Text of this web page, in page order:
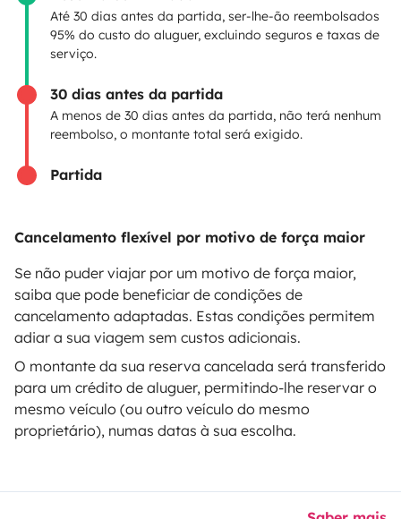
Até 30 dias antes da partida, ser-lhe-ão reembolsados
95% do custo do aluguer, excluindo seguros e taxas de
serviço.
30 dias antes da partida
A menos de 30 dias antes da partida, não terá nenhum
reembolso, o montante total será exigido.
Partida
Cancelamento flexível por motivo de força maior
Se não puder viajar por um motivo de força maior,
saiba que pode beneficiar de condições de
cancelamento adaptadas. Estas condições permitem
adiar a sua viagem sem custos adicionais.
O montante da sua reserva cancelada será transferido
para um crédito de aluguer, permitindo-lhe reservar o
mesmo veículo (ou outro veículo do mesmo
proprietário), numas datas à sua escolha.
Seguro de aluguer
Assistências de aluguer
Ajuda proprietário
Pagamento em prestações
Descarregar na
Apple Store
Disponível na
Google Play
O blog Contactos Recrutamento